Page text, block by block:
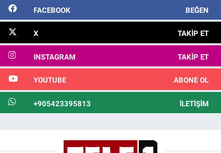
FACEBOOK BEĞEN
X TAKIP ET
INSTAGRAM TAKIP ET
YOUTUBE ABONE OL
+905423395813 İLETIŞIM